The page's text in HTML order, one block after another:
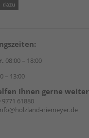
08:00 – 18:00
– 13:00
Ihnen gerne weiter
9771 61880
niemeyer.de